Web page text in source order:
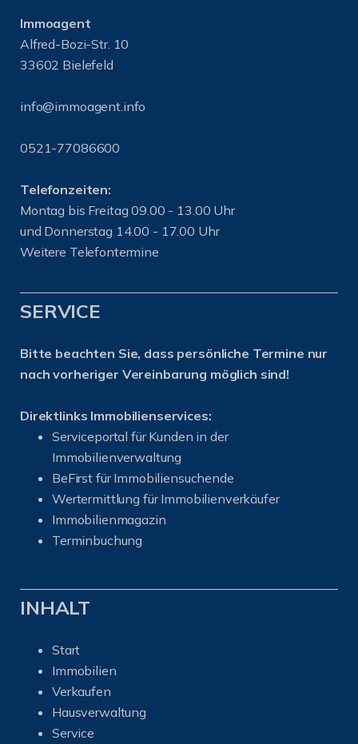
Immoagent
Alfred-Bozi-Str. 10
33602 Bielefeld
info@immoagent.info
0521-77086600
Telefonzeiten:
Montag bis Freitag 09.00 - 13.00 Uhr
und Donnerstag 14.00 - 17.00 Uhr
Weitere Telefontermine
SERVICE
Bitte beachten Sie, dass persönliche Termine nur
nach vorheriger Vereinbarung möglich sind!
Direktlinks Immobilienservices:
Serviceportal für Kunden in der
Immobilienverwaltung
BeFirst für Immobiliensuchende
Wertermittlung für Immobilienverkäufer
Immobilienmagazin
Terminbuchung
INHALT
Start
Immobilien
Verkaufen
Hausverwaltung
Service